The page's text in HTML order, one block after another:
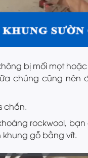
bị mối mọt
chúng cũng nên
chắn.
rockwool,
khung gỗ bằng vít.